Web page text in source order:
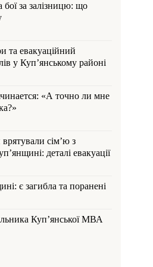
бої за залізницю: що
та евакуаційний
у Куп’янському районі
«А точно ли мне
сім’ю з
деталі евакуації
є загибла та поранені
Купʼянської МВА